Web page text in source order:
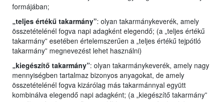
formájában;
„teljes értékű takarmány”: olyan takarmánykeverék, amely
összetételénél fogva napi adagként elegendő; (a „teljes értékű
takarmány” esetében értelemszerűen a „teljes értékű tejpótló
takarmány” megnevezést lehet használni)
„kiegészítő takarmány”: olyan takarmánykeverék, amely nagy
mennyiségben tartalmaz bizonyos anyagokat, de amely
összetételénél fogva kizárólag más takarmánnyal együtt
kombinálva elegendő napi adagként; (a „kiegészítő takarmány”